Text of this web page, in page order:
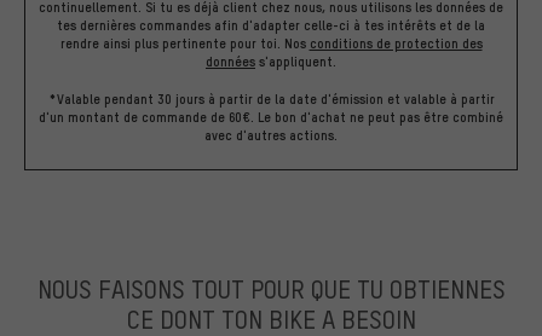
continuellement. Si tu es déjà client chez nous, nous utilisons les données de
tes dernières commandes afin d'adapter celle-ci à tes intérêts et de la
rendre ainsi plus pertinente pour toi. Nos conditions de protection des
données s'appliquent.
*Valable pendant 30 jours à partir de la date d'émission et valable à partir
d'un montant de commande de 60€. Le bon d'achat ne peut pas être combiné
avec d'autres actions.
NOUS FAISONS TOUT POUR QUE TU OBTIENNES
CE DONT TON BIKE A BESOIN